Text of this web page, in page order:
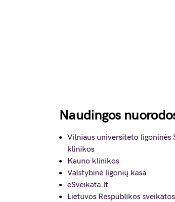
Naudingos
Vilniaus universiteto ligoninės
klinikos
Kauno klinikos
Valstybinė ligonių kasa
eSveikata.lt
Lietuvos Respublikos sveikatos